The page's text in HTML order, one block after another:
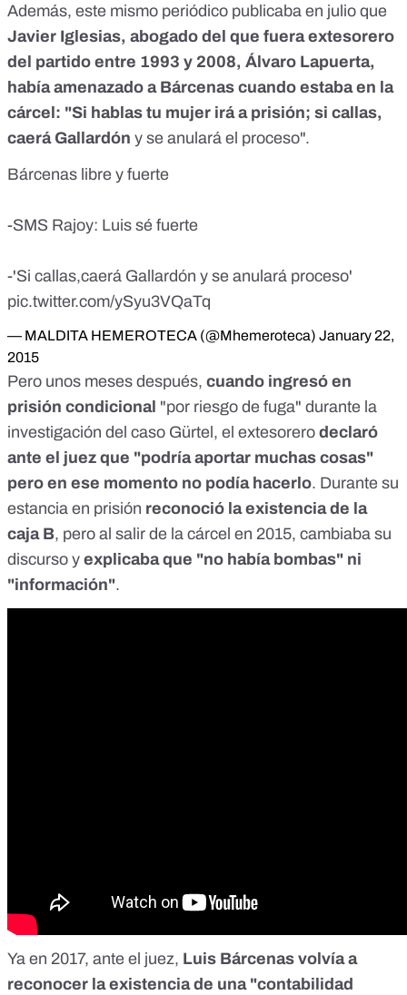
Además, este mismo periódico publicaba en julio que
Javier Iglesias, abogado del que fuera extesorero
del partido entre 1993 y 2008, Álvaro Lapuerta,
había amenazado a Bárcenas cuando estaba en la
cárcel: "Si hablas tu mujer irá a prisión; si callas,
caerá Gallardón y se anulará el proceso".
Bárcenas libre y fuerte
-SMS Rajoy: Luis sé fuerte
-'Si callas,caerá Gallardón y se anulará proceso'
pic.twitter.com/ySyu3VQaTq
— MALDITA HEMEROTECA (@Mhemeroteca) January 22,
2015
Pero unos meses después, cuando ingresó en
prisión condicional "por riesgo de fuga" durante la
investigación del caso Gürtel, el extesorero declaró
ante el juez que "podría aportar muchas cosas"
pero en ese momento no podía hacerlo. Durante su
estancia en prisión reconoció la existencia de la
caja B, pero al salir de la cárcel en 2015, cambiaba su
discurso y explicaba que "no había bombas" ni
"información".
Ya en 2017, ante el juez, Luis Bárcenas volvía a
reconocer la existencia de una "contabilidad